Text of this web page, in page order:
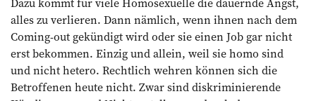
alles zu verlieren. Dann nämlich, wenn ihnen nach dem
Coming-out gekündigt wird oder sie einen Job gar nicht
erst bekommen. Einzig und allein, weil sie homo sind
und nicht hetero. Rechtlich wehren können sich die
Betrof­fenen heute nicht. Zwar sind dis­kriminierende